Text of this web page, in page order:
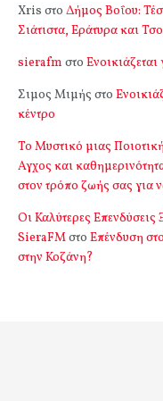
Xris στο Δήμος Βοΐου:
Σιάτιστα, Εράτυρα και
sierafm στο
Σιμος Μιμής στο
κέντρο
Το Μυστικό μιας
Αγχος και
στον τρόπο ζωής σας για
Οι Καλύτερες
SieraFMστο Επένδυση
στην Κοζάνη?